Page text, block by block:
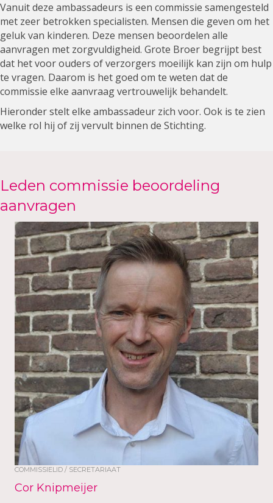
Vanuit deze ambassadeurs is een commissie samengesteld
met zeer betrokken specialisten. Mensen die geven om het
geluk van kinderen. Deze mensen beoordelen alle
aanvragen met zorgvuldigheid. Grote Broer begrijpt best
dat het voor ouders of verzorgers moeilijk kan zijn om hulp
te vragen. Daarom is het goed om te weten dat de
commissie elke aanvraag vertrouwelijk behandelt.
Hieronder stelt elke ambassadeur zich voor. Ook is te zien
welke rol hij of zij vervult binnen de Stichting.
Leden commissie beoordeling
aanvragen
COMMISSIELID / SECRETARIAAT
Cor Knipmeijer